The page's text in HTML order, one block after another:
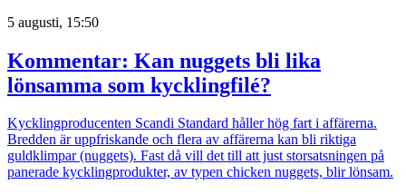
5 augusti, 15:50
Kommentar: Kan nuggets bli lika
lönsamma som kycklingfilé?
Kycklingproducenten Scandi Standard håller hög fart i affärerna.
Bredden är uppfriskande och flera av affärerna kan bli riktiga
guldklimpar (nuggets). Fast då vill det till att just storsatsningen på
panerade kycklingprodukter, av typen chicken nuggets, blir lönsam.